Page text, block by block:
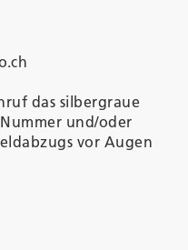
das silbergraue
und/oder
vor Augen